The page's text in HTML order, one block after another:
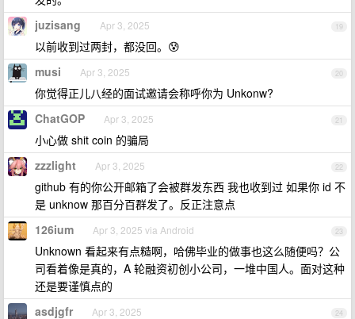
19
juzisang Apr 3, 2025
以前收到过两封，都没回。😰
20
musi Apr 3, 2025
你觉得正儿八经的面试邀请会称呼你为 Unkonw?
21
ChatGOP Apr 3, 2025
小心做 shit coin 的骗局
22
zzzlight Apr 3, 2025
github 有的你公开邮箱了会被群发东西 我也收到过 如果你 id 不
是 unknow 那百分百群发了。反正注意点
23
126ium Apr 3, 2025 via Android
Unknown 看起来有点糙啊，哈佛毕业的做事也这么随便吗？公
司看着像是真的，A 轮融资初创小公司，一堆中国人。面对这种
还是要谨慎点的
24
asdjgfr Apr 3, 2025